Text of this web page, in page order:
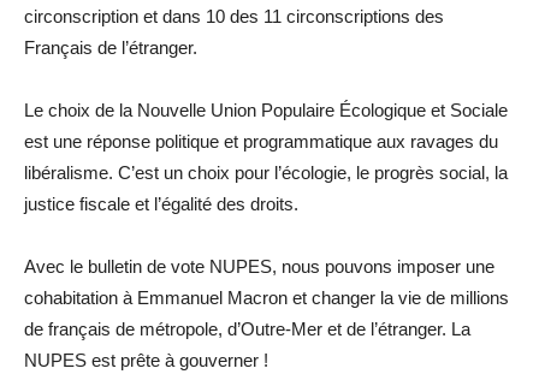
circonscription et dans 10 des 11 circonscriptions des
Français de l’étranger.
Le choix de la Nouvelle Union Populaire Écologique et Sociale
est une réponse politique et programmatique aux ravages du
libéralisme. C’est un choix pour l’écologie, le progrès social, la
justice fiscale et l’égalité des droits.
Avec le bulletin de vote NUPES, nous pouvons imposer une
cohabitation à Emmanuel Macron et changer la vie de millions
de français de métropole, d’Outre-Mer et de l’étranger. La
NUPES est prête à gouverner !